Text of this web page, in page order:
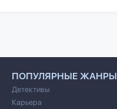
ПОПУЛЯРНЫЕ ЖАНРЫ
Детективы
Карьера